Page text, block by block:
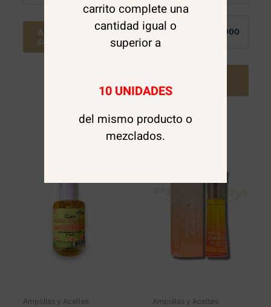
Agregar al
carrito
Por
3.900
carrito
Ampollas y Aceites Ampollas y Aceites
carrito complete una
cantidad igual o
superior a
10 UNIDADES
del mismo producto o
mezclados.